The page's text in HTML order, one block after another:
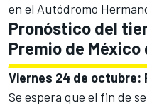
en el Autódromo
Pronóstico del
Premio de México
Viernes 24 de octubre:
Se espera que el fin de